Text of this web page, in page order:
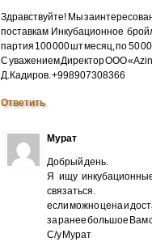
Здравствуйте! Мы
поставкам Инкубационное
партия 100 000 шт месяц, по 50
С уважением Директор ООО
Д.Кадиров. +998907308366
Ответить
Мурат
Добрый день.
Я ищу
связаться.
если можно цена и
за ранее большое Вам
С/у Мурат